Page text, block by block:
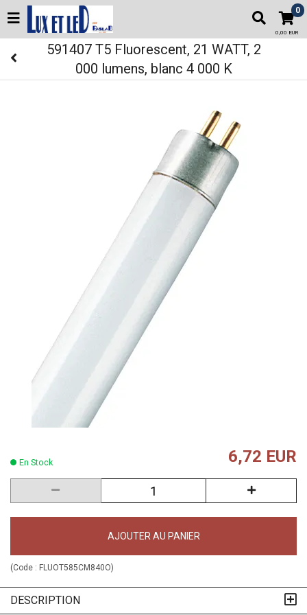
0
0,00 EUR
591407 T5 Fluorescent, 21 WATT, 2
000 lumens, blanc 4 000 K
En Stock 6,72 EUR
AJOUTER AU PANIER
(Code : FLUOT585CM840O)
DESCRIPTION